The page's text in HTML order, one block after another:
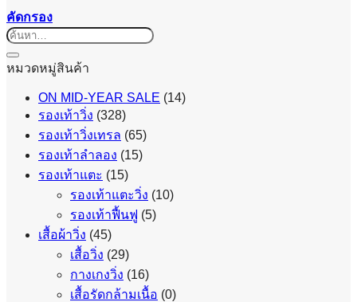
คัดกรอง
ค้นหา:
หมวดหมู่สินค้า
ON MID-YEAR SALE (14)
รองเท้าวิ่ง (328)
รองเท้าวิ่งเทรล (65)
รองเท้าลำลอง (15)
รองเท้าแตะ (15)
รองเท้าแตะวิ่ง (10)
รองเท้าฟื้นฟู (5)
เสื้อผ้าวิ่ง (45)
เสื้อวิ่ง (29)
กางเกงวิ่ง (16)
เสื้อรัดกล้ามเนื้อ (0)